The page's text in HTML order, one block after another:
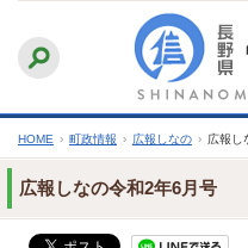
文
へ
ふりがなをつける
文字サ
HOME › 町政情報 › 広報しなの › 広報し
広報しなの令和2年6月号